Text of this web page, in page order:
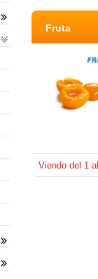
Fruta
Viendo del 1 al